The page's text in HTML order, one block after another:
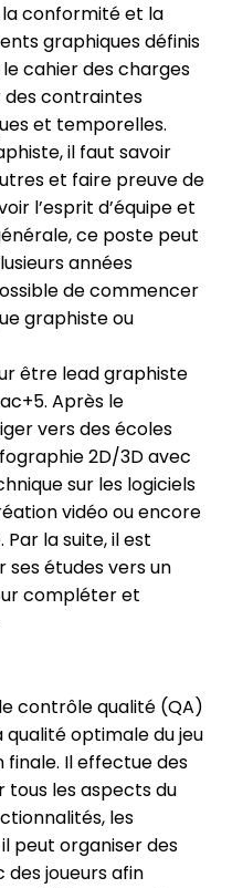
la conformité et la
graphiques définis
cahier des charges
contraintes
et temporelles.
il faut savoir
et faire preuve de
l’esprit d’équipe et
ce poste peut
années
de commencer
graphiste ou
être lead graphiste
Après le
vers des écoles
2D/3D avec
sur les logiciels
vidéo ou encore
la suite, il est
ses études vers un
compléter et
contrôle qualité (QA)
qualité optimale du jeu
finale. Il effectue des
tous les aspects du
les
peut organiser des
des joueurs afin